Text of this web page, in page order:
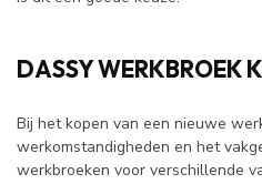
DASSY WERKBROEK
Bij het kopen van een nieuwe
werkomstandigheden en het
werkbroeken voor verschillende